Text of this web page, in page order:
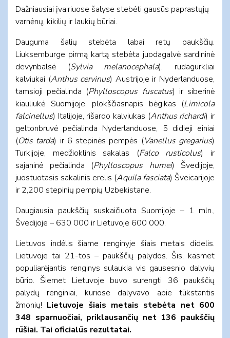
Dažniausiai įvairiuose šalyse stebėti gausūs paprastųjų
varnėnų, kikilių ir laukių būriai.
Dauguma šalių stebėta labai retų paukščių.
Liuksemburge pirmą kartą stebėta juodagalvė sardininė
devynbalsė (Sylvia melanocephala), rudagurkliai
kalviukai (Anthus cervinus) Austrijoje ir Nyderlanduose,
tamsioji pečialinda (Phylloscopus fuscatus) ir siberinė
kiauliukė Suomijoje, plokščiasnapis bėgikas (Limicola
falcinellus) Italijoje, rišardo kalviukas (Anthus richardi) ir
geltonbruvė pečialinda Nyderlanduose, 5 didieji einiai
(Otis tarda) ir 6 stepinės pempės (Vanellus gregarius)
Turkijoje, medžioklinis sakalas (Falco rusticolus) ir
sajaninė pečialinda (Phylloscopus humei) Švedijoje,
juostuotasis sakalinis erelis (Aquila fasciata) Šveicarijoje
ir 2,200 stepinių pempių Uzbekistane.
Daugiausia paukščių suskaičiuota Suomijoje – 1 mln.,
Švedijoje – 630 000 ir Lietuvoje 600 000.
Lietuvos indėlis šiame renginyje šiais metais didelis.
Lietuvoje tai 21-tos – paukščių palydos. Šis, kasmet
populiarėjantis renginys sulaukia vis gausesnio dalyvių
būrio. Šiemet Lietuvoje buvo surengti 36 paukščių
palydų renginiai, kuriose dalyvavo apie tūkstantis
žmonių! Lietuvoje šiais metais stebėta net 600
348 sparnuočiai, priklausančių net 136 paukščių
rūšiai. Tai oficialūs rezultatai.